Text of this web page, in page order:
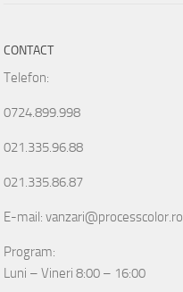
CONTACT
Telefon:
0724.899.998
021.335.96.88
021.335.86.87
E-mail: vanzari@processcolor.ro
Program:
Luni – Vineri 8:00 – 16:00